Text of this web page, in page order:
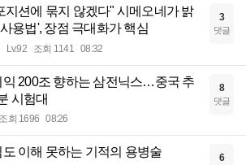
지션에 묶지 않겠다" 시메오네가 밝
용법', 장점 극대화가 핵심
Lv.92 조회 1141 08:32
3
댓글
익 200조 향하는 삼전닉스…중국 추
시험대
조회 1696 08:26
8
댓글
이해 못하는 기적의 용병술 6